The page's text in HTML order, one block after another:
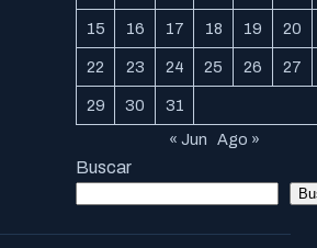
15 16 17 18 19 20
22 23 24 25 26 27
29 30
31
« Jun
Ago »
Buscar